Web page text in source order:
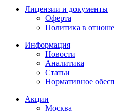
Лицензии и документы
Оферта
Политика в
Информация
Новости
Аналитика
Статьи
Нормативное
Акции
Москва